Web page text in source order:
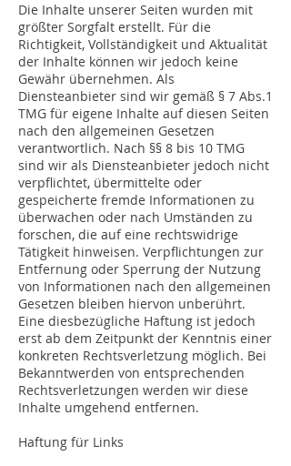
Die Inhalte unserer Seiten wurden mit
größter Sorgfalt erstellt. Für die
Richtigkeit, Vollständigkeit und Aktualität
der Inhalte können wir jedoch keine
Gewähr übernehmen. Als
Diensteanbieter sind wir gemäß § 7 Abs.1
TMG für eigene Inhalte auf diesen Seiten
nach den allgemeinen Gesetzen
verantwortlich. Nach §§ 8 bis 10 TMG
sind wir als Diensteanbieter jedoch nicht
verpflichtet, übermittelte oder
gespeicherte fremde Informationen zu
überwachen oder nach Umständen zu
forschen, die auf eine rechtswidrige
Tätigkeit hinweisen. Verpflichtungen zur
Entfernung oder Sperrung der Nutzung
von Informationen nach den allgemeinen
Gesetzen bleiben hiervon unberührt.
Eine diesbezügliche Haftung ist jedoch
erst ab dem Zeitpunkt der Kenntnis einer
konkreten Rechtsverletzung möglich. Bei
Bekanntwerden von entsprechenden
Rechtsverletzungen werden wir diese
Inhalte umgehend entfernen.
Haftung für Links